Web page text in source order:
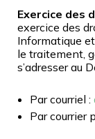
Exercice des
exercice des
Informatique
le traitement,
s’adresser au
Par courriel :
Par courrier